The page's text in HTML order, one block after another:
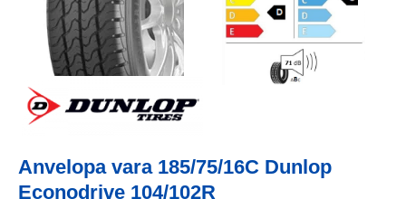
Anvelopa vara 185/75/16C Dunlop
Econodrive 104/102R